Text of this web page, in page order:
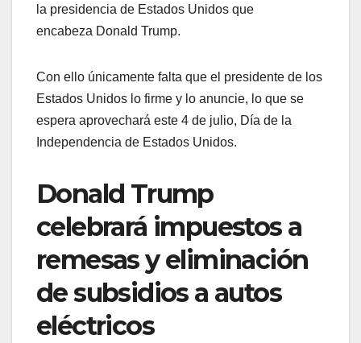
la presidencia de Estados Unidos que
encabeza Donald Trump.
Con ello únicamente falta que el presidente de los
Estados Unidos lo firme y lo anuncie, lo que se
espera aprovechará este 4 de julio, Día de la
Independencia de Estados Unidos.
Donald Trump
celebrará impuestos a
remesas y eliminación
de subsidios a autos
eléctricos